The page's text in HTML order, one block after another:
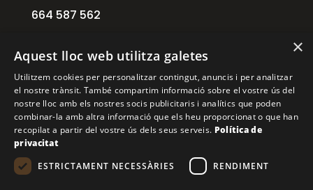
664 587 562
C/ Mogoda, 1 08210 Barberà del Vallès
Barcelona
C/ Aribau, 168, 1º 1ª 08036 BARCELONA
COPYRIGHT © 2026 FICAT. TOTS ELS DRETS
×
Aquest lloc web utilitza galetes
Utilitzem cookies per personalitzar contingut, anuncis i per analitzar
el nostre trànsit. També compartim informació sobre el vostre ús del
nostre lloc amb els nostres socis publicitaris i analítics que poden
combinar-la amb altra informació que els heu proporcionat o que han
recopilat a partir del vostre ús dels seus serveis. Política de
privacitat
ESTRICTAMENT NECESSÀRIES
RENDIMENT